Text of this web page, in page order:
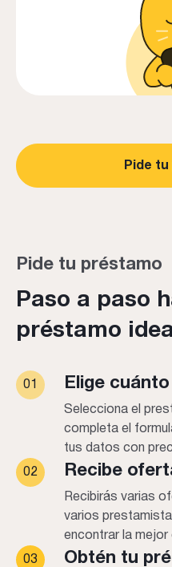
Pide
Pide tu préstamo
Paso a paso
préstamo
01 Elige
Selecciona el
completa el
tus datos con
02 Recibe
Recibirás varias
varios
encontrar la
03 Obtén tu